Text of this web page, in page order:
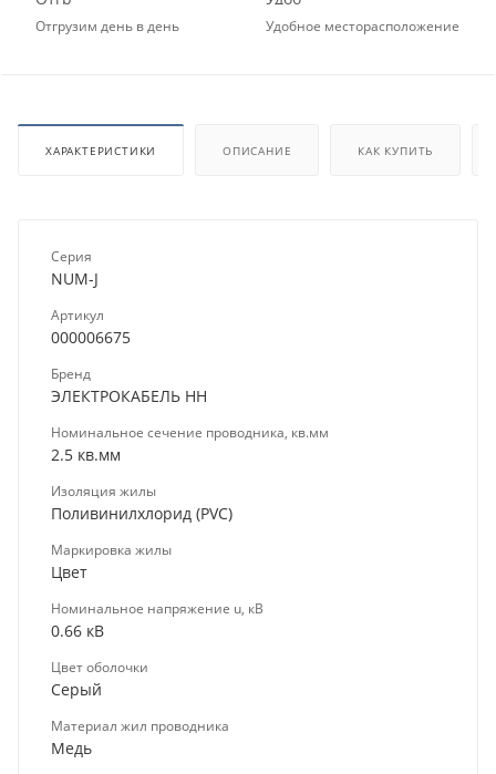
Отгрузим день в день Удобное месторасположение
ХАРАКТЕРИСТИКИ ОПИСАНИЕ КАК КУПИТЬ
Серия
NUM-J
Артикул
000006675
Бренд
ЭЛЕКТРОКАБЕЛЬ НН
Номинальное сечение проводника, кв.мм
2.5 кв.мм
Изоляция жилы
Поливинилхлорид (PVC)
Маркировка жилы
Цвет
Номинальное напряжение u, кВ
0.66 кВ
Цвет оболочки
Серый
Материал жил проводника
Медь